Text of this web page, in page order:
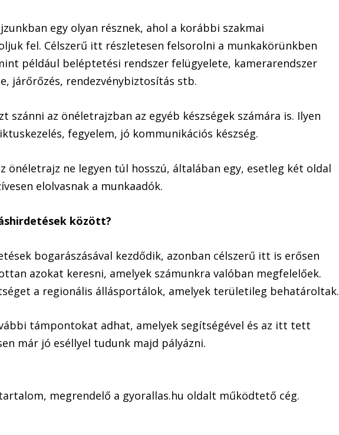
egy olyan résznek, ahol a korábbi szakmai
fel. Célszerű itt részletesen felsorolni a munkakörünkben
például beléptetési rendszer felügyelete, kamerarendszer
járőrőzés, rendezvénybiztosítás stb.
szánni az önéletrajzban az egyéb készségek számára is. Ilyen
fegyelem, jó kommunikációs készség.
önéletrajz ne legyen túl hosszú, általában egy, esetleg két oldal
elolvasnak a munkaadók.
között?
bogarászásával kezdődik, azonban célszerű itt is erősen
azokat keresni, amelyek számunkra valóban megfelelőek.
a regionális állásportálok, amelyek területileg behatároltak.
támpontokat adhat, amelyek segítségével és az itt tett
már jó eséllyel tudunk majd pályázni.
megrendelő a gyorallas.hu oldalt működtető cég.